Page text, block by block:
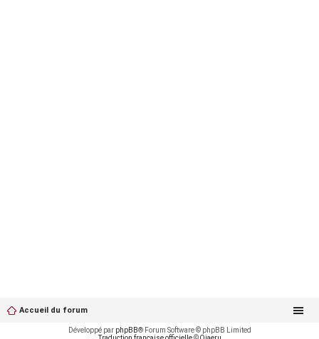
Accueil du forum
Développé par phpBB® Forum Software © phpBB Limited